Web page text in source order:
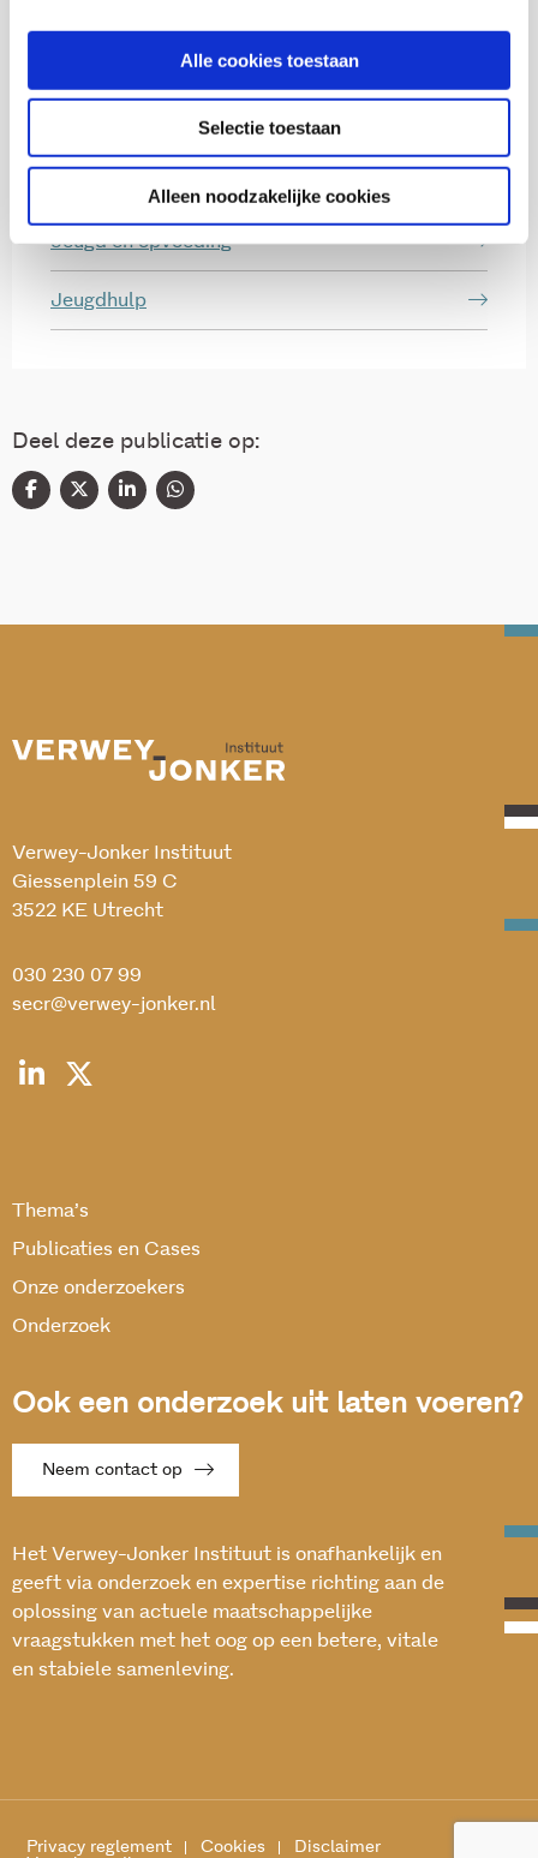
Alle cookies toestaan
Selectie toestaan
Alleen noodzakelijke cookies
Jeugd en opvoeding
Jeugdhulp
Deel deze publicatie op:
Verwey-Jonker Instituut
Giessenplein 59 C
3522 KE Utrecht
030 230 07 99
secr@verwey-jonker.nl
Thema’s
Publicaties en Cases
Onze onderzoekers
Onderzoek
Ook een onderzoek uit laten voeren?
Neem contact op
Het Verwey-Jonker Instituut is onafhankelijk en
geeft via onderzoek en expertise richting aan de
oplossing van actuele maatschappelijke
vraagstukken met het oog op een betere, vitale
en stabiele samenleving.
Privacy reglement Cookies
Disclaimer